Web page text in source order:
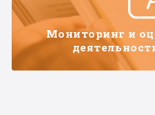
Мониторинг и